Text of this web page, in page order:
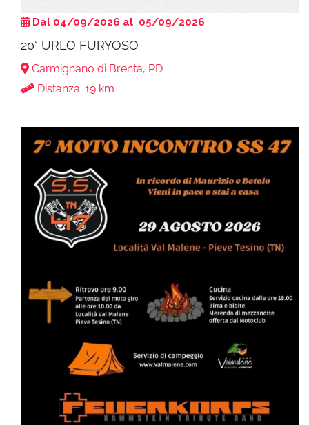
Dal 04/09/2026 al 05/09/2026
20° URLO FURYOSO
Carmignano di Brenta, PD
Distanza: 19 km